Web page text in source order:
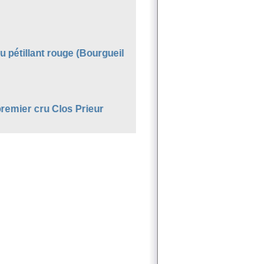
pétillant rouge (Bourgueil
cru Clos Prieur